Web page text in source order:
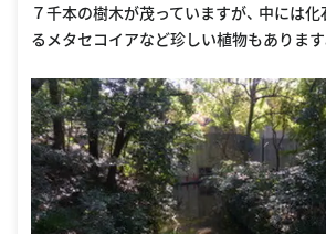
７千本の樹木が茂っていますが、 中には
るメタセコイアなど珍しい植物もあります